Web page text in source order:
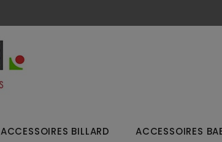
ACCESSOIRES BILLARD ACCESSOIRES